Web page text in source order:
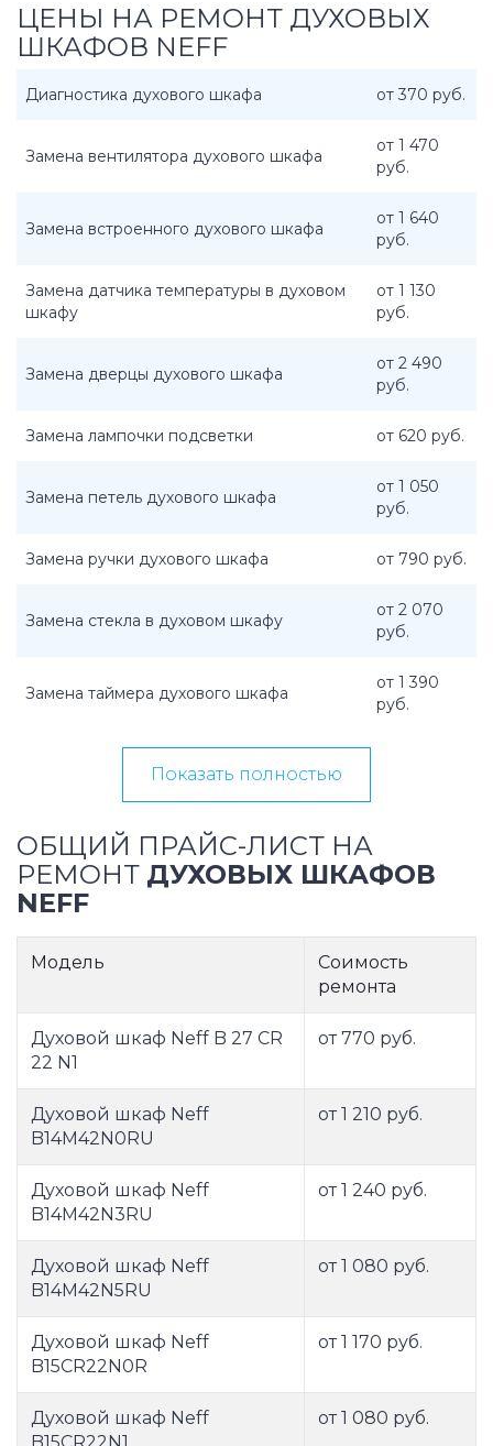
ЦЕНЫ НА РЕМОНТ ДУХОВЫХ
ШКАФОВ NEFF
Диагностика духового шкафа от 370 руб.
Замена вентилятора духового шкафа
от 1 470
руб.
Замена встроенного духового шкафа
от 1 640
руб.
Замена датчика температуры в духовом
шкафу
от 1 130
руб.
Замена дверцы духового шкафа
от 2 490
руб.
Замена лампочки подсветки от 620 руб.
Замена петель духового шкафа
от 1 050
руб.
Замена ручки духового шкафа от 790 руб.
Замена стекла в духовом шкафу
от 2 070
руб.
Замена таймера духового шкафа
от 1 390
руб.
Показать полностью
ОБЩИЙ ПРАЙС-ЛИСТ НА
РЕМОНТ ДУХОВЫХ ШКАФОВ
NEFF
Модель
Соимость
ремонта
Духовой шкаф Neff B 27 CR
22 N1
от 770 руб.
Духовой шкаф Neff
B14M42N0RU
от 1 210 руб.
Духовой шкаф Neff
B14M42N3RU
от 1 240 руб.
Духовой шкаф Neff
B14M42N5RU
от 1 080 руб.
Духовой шкаф Neff
B15CR22N0R
от 1 170 руб.
Духовой шкаф Neff
от 1 080 руб.